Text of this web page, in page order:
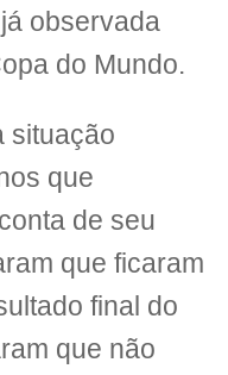
observada
do Mundo.
situação
que
de seu
que ficaram
final do
que não